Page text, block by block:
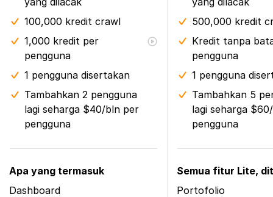
100,000 kredit crawl
1,000 kredit per
pengguna
1 pengguna disertakan
Tambahkan 2 pengguna
lagi seharga $40/bln per
pengguna
500,000 kredit
Kredit tanpa
pengguna
1 pengguna
Tambahkan 5
lagi seharga
pengguna
Apa yang termasuk
Dashboard
Semua fitur Lite,
Portofolio